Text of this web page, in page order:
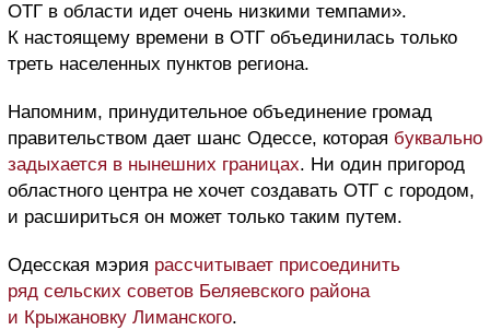
ОТГ в области идет очень низкими темпами».
К настоящему времени в ОТГ объединилась только
треть населенных пунктов региона.
Напомним, принудительное объединение громад
правительством дает шанс Одессе, которая буквально
задыхается в нынешних границах. Ни один пригород
областного центра не хочет создавать ОТГ с городом,
и расшириться он может только таким путем.
Одесская мэрия рассчитывает присоединить
ряд сельских советов Беляевского района
и Крыжановку Лиманского.